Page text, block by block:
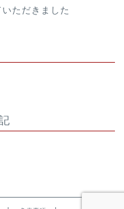
ただきました